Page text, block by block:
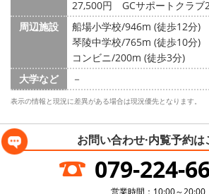
27,500円 GCサポートクラブ
周辺施設
船場小学校/946m (徒歩12分)
琴陵中学校/765m (徒歩10分)
コンビニ/200m (徒歩3分)
大学など
－
表示の情報と現況に差異がある場合は現況優先となります。
お問い合わせ·内覧予約は
079-224-
営業時間：10:00～20:00